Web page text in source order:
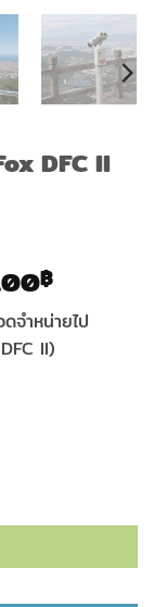
DFC II
฿Price
range:
จำหน่ายไป
II)
น